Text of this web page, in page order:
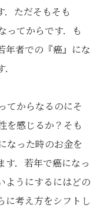
．ただそもそも
ってからです．も
年者での『癌』にな
てからなるのにそ
を感じるか？そも
なった時のお金を
す．若年で癌になっ
ようにするにはどの
に考え方をシフトし